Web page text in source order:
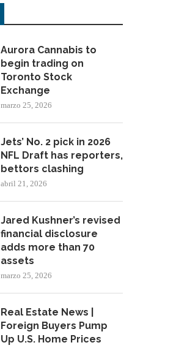
Aurora Cannabis to
begin trading on
Toronto Stock
Exchange
marzo 25, 2026
Jets’ No. 2 pick in 2026
NFL Draft has reporters,
bettors clashing
abril 21, 2026
Jared Kushner’s revised
financial disclosure
adds more than 70
assets
marzo 25, 2026
Real Estate News |
Foreign Buyers Pump
Up U.S. Home Prices